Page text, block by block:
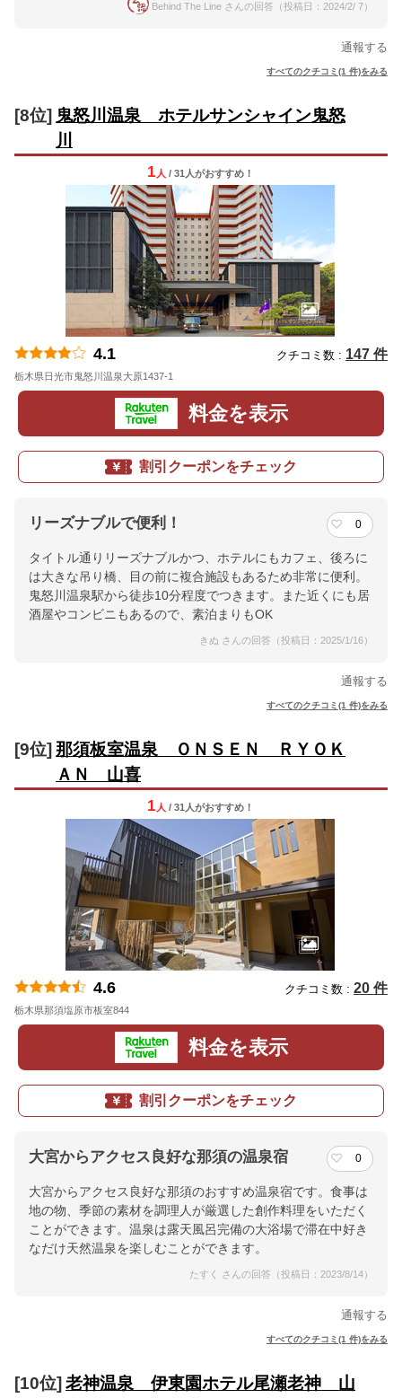
Behind The Line さんの回答（投稿日：2024/2/ 7）
通報する
すべてのクチコミ(1 件)をみる
[8位] 鬼怒川温泉 ホテルサンシャイン鬼怒
川
1 人 / 31人がおすすめ！
4.1 クチコミ数 : 147 件
栃木県日光市鬼怒川温泉大原1437-1
料金を表示
割引クーポンをチェック
リーズナブルで便利！ 0
タイトル通りリーズナブルかつ、ホテルにもカフェ、後ろに
は大きな吊り橋、目の前に複合施設もあるため非常に便利。
鬼怒川温泉駅から徒歩10分程度でつきます。また近くにも居
酒屋やコンビニもあるので、素泊まりもOK
きぬ さんの回答（投稿日：2025/1/16）
通報する
すべてのクチコミ(1 件)をみる
[9位] 那須板室温泉 ＯＮＳＥＮ ＲＹＯＫ
ＡＮ 山喜
1 人 / 31人がおすすめ！
4.6 クチコミ数 : 20 件
栃木県那須塩原市板室844
料金を表示
割引クーポンをチェック
大宮からアクセス良好な那須の温泉宿 0
大宮からアクセス良好な那須のおすすめ温泉宿です。食事は
地の物、季節の素材を調理人が厳選した創作料理をいただく
ことができます。温泉は露天風呂完備の大浴場で滞在中好き
なだけ天然温泉を楽しむことができます。
たすく さんの回答（投稿日：2023/8/14）
通報する
すべてのクチコミ(1 件)をみる
[10位] 老神温泉 伊東園ホテル尾瀬老神 山